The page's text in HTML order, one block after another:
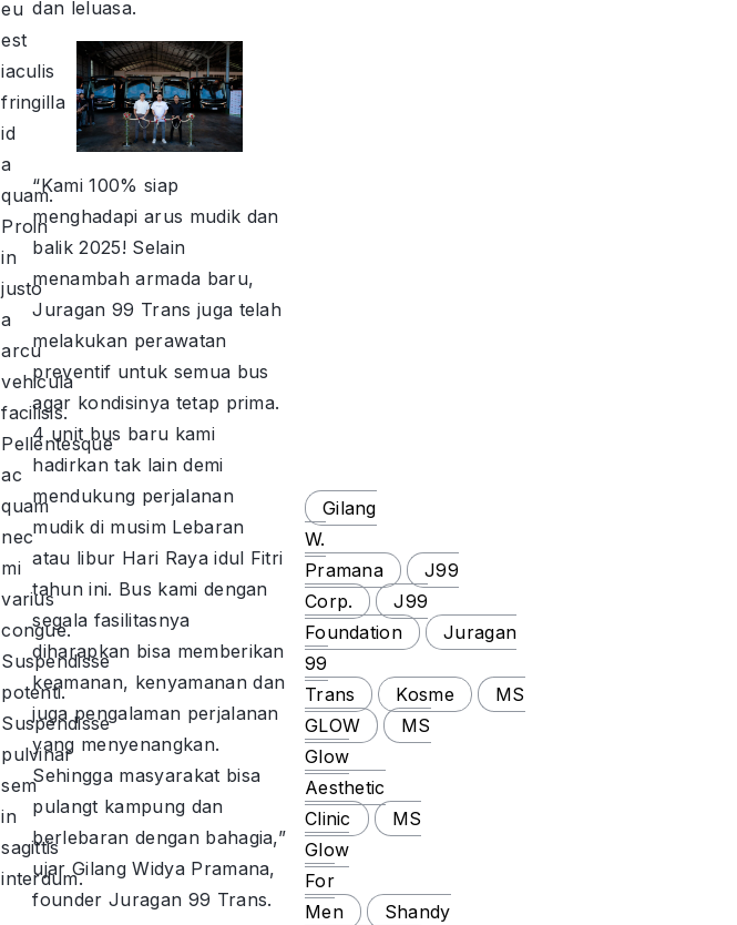
eu
est
iaculis
fringilla
id
a
quam.
Proin
in
justo
a
arcu
vehicula
facilisis.
Pellentesque
ac
quam
nec
mi
varius
congue.
Suspendisse
potenti.
Suspendisse
pulvinar
sem
in
sagittis
interdum.
dan leluasa.
“Kami 100% siap
menghadapi arus mudik dan
balik 2025! Selain
menambah armada baru,
Juragan 99 Trans juga telah
melakukan perawatan
preventif untuk semua bus
agar kondisinya tetap prima.
4 unit bus baru kami
hadirkan tak lain demi
mendukung perjalanan
mudik di musim Lebaran
atau libur Hari Raya idul Fitri
tahun ini. Bus kami dengan
segala fasilitasnya
diharapkan bisa memberikan
keamanan, kenyamanan dan
juga pengalaman perjalanan
yang menyenangkan.
Sehingga masyarakat bisa
pulangt kampung dan
berlebaran dengan bahagia,”
ujar Gilang Widya Pramana,
founder Juragan 99 Trans.
Gilang
W.
Pramana
J99
Corp.
J99
Foundation
Juragan
99
Trans
Kosme
MS
GLOW
MS
Glow
Aesthetic
Clinic
MS
Glow
For
Men
Shandy